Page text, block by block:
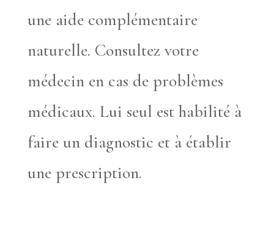
une aide complémentaire
naturelle. Consultez votre
médecin en cas de problèmes
médicaux. Lui seul est habilité à
faire un diagnostic et à établir
une prescription.